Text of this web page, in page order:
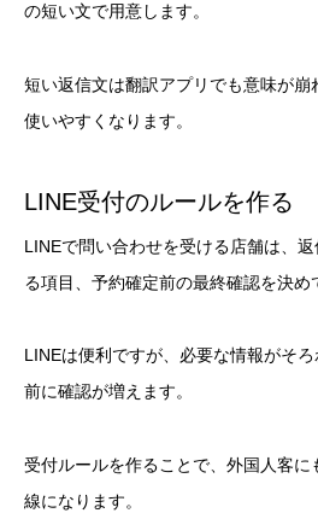
の短い文で用意します。
短い返信文は翻訳アプリでも意味が崩
使いやすくなります。
LINE受付のルールを作る
LINEで問い合わせを受ける店舗は、
る項目、予約確定前の最終確認を決め
LINEは便利ですが、必要な情報がそ
前に確認が増えます。
受付ルールを作ることで、外国人客
線になります。